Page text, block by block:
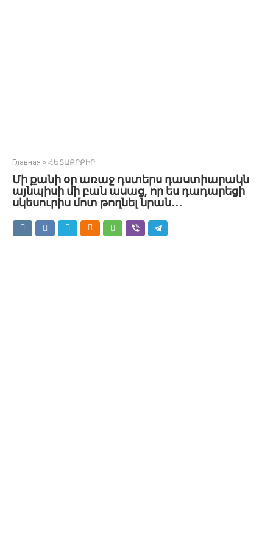
Главная » ՀԵՏԱՔՐՔԻՐ
Մի քանի օր առաջ դստերս դաստիարակն
այնպիսի մի բան ասաց, որ ես դադարեցի
սկեսուրիս մոտ թողնել նրան․․․